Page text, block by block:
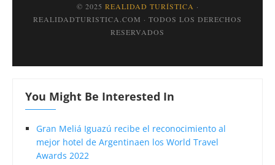
© 2025 REALIDAD TURÍSTICA ·
REALIDADTURISTICA.COM · TODOS LOS DERECHOS
RESERVADOS
You Might Be Interested In
Gran Meliá Iguazú recibe el reconocimiento al
mejor hotel de Argentinaen los World Travel
Awards 2022